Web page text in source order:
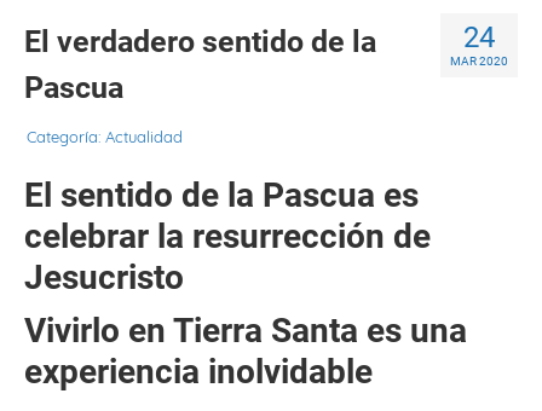
24
MAR 2020
El verdadero sentido de la
Pascua
Categoría: Actualidad
El sentido de la Pascua es
celebrar la resurrección de
Jesucristo
Vivirlo en Tierra Santa es una
experiencia inolvidable